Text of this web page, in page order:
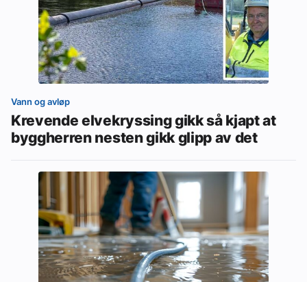
Vann og avløp
Krevende elvekryssing gikk så kjapt at
byggherren nesten gikk glipp av det